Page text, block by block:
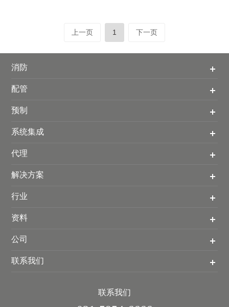
上一页 1 下一页
消防
配管
预制
系统集成
代理
解决方案
行业
资料
公司
联系我们
联系我们